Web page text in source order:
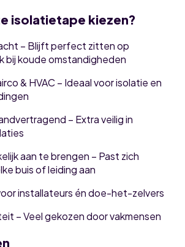
isolatietape kiezen?
– Blijft perfect zitten op
bij koude omstandigheden
& HVAC – Ideaal voor isolatie en
– Extra veilig in
aan te brengen – Past zich
buis of leiding aan
installateurs én doe-het-zelvers
– Veel gekozen door vakmensen